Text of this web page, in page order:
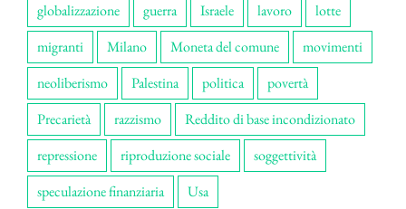
globalizzazione
guerra Israele lavoro
lotte
migranti
Milano Moneta del comune
movimenti
neoliberismo
Palestina politica
povertà
Precarietà
razzismo
Reddito di base incondizionato
repressione
riproduzione sociale
soggettività
speculazione finanziaria
Usa